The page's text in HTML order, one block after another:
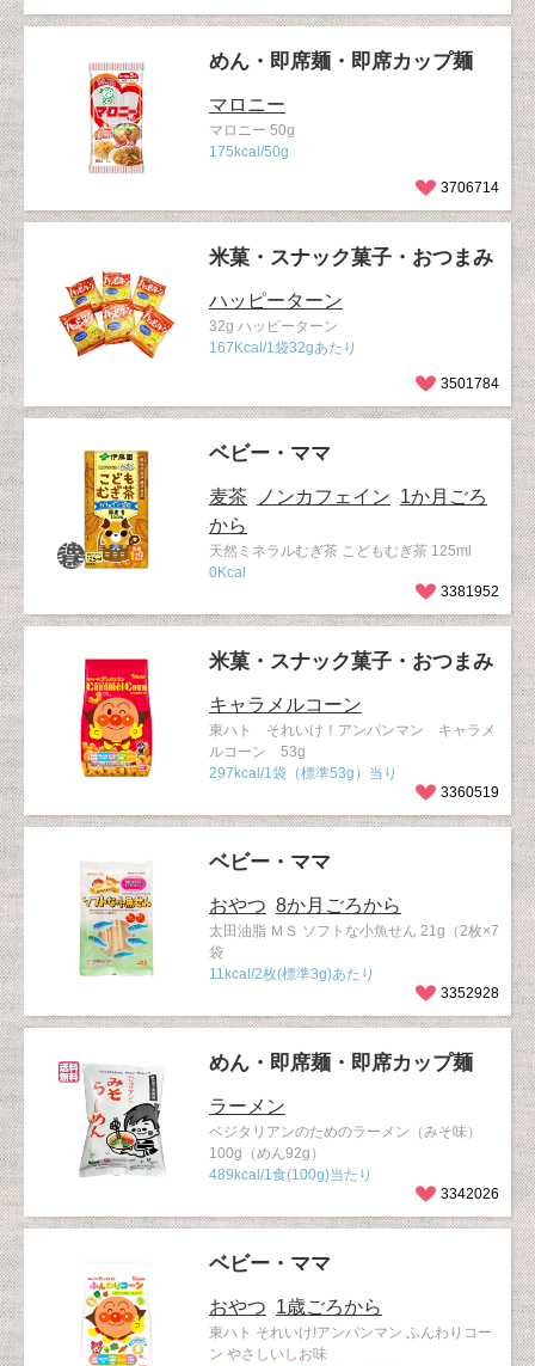
めん・即席麺・即席カップ麺
マロニー
マロニー 50g
175kcal/50g
3706714
米菓・スナック菓子・おつまみ
ハッピーターン
32g ハッピーターン
167Kcal/1袋32gあたり
3501784
ベビー・ママ
麦茶 ノンカフェイン 1か月ごろ
から
天然ミネラルむぎ茶 こどもむぎ茶 125ml
0Kcal
3381952
米菓・スナック菓子・おつまみ
キャラメルコーン
東ハト それいけ！アンパンマン キャラメ
ルコーン 53g
297kcal/1袋（標準53g）当り
3360519
ベビー・ママ
おやつ 8か月ごろから
太田油脂 ＭＳ ソフトな小魚せん 21g（2枚×7
袋
11kcal/2枚(標準3g)あたり
3352928
めん・即席麺・即席カップ麺
ラーメン
ベジタリアンのためのラーメン（みそ味）
100g（めん92g）
489kcal/1食(100g)当たり
3342026
ベビー・ママ
おやつ 1歳ごろから
東ハト それいけ!アンパンマン ふんわりコー
ン やさしいしお味